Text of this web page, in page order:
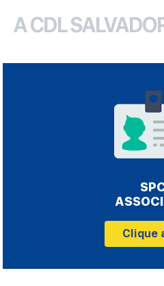
A CDL
Clique